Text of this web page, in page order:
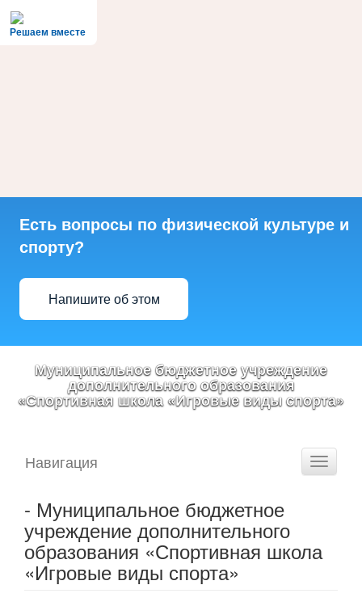
Решаем вместе
Есть вопросы по физической культуре и
спорту?
Напишите об этом
Муниципальное бюджетное учреждение
дополнительного образования
«Спортивная школа «Игровые виды спорта»
Toggle
Навигация
- Муниципальное бюджетное
учреждение дополнительного
образования «Спортивная школа
«Игровые виды спорта»